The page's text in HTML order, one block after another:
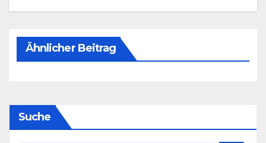
Ähnlicher Beitrag
Suche